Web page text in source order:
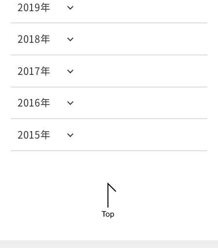
2015年
2016年
2017年
2018年
2019年